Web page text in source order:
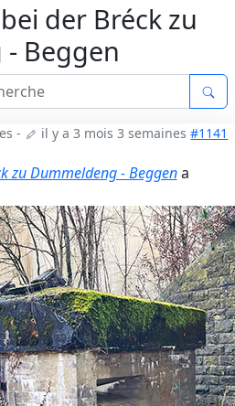
der Bréck zu
Beggen
- il y a 3 mois 3 semaines #1141
zu Dummeldeng - Beggena